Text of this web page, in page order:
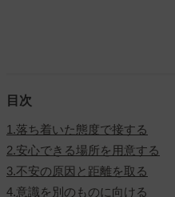
目次
1.落ち着いた態度で接する
2.安心できる場所を用意する
3.不安の原因と距離を取る
4.意識を別のものに向ける